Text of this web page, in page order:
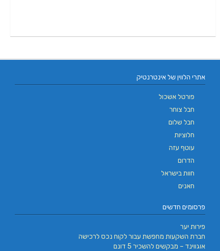
אתרי הלווין של אינטרנטיק
פורטל אשכול
חבל צוחר
חבל שלום
חלוציות
עוטף עזה
הדרום
חוות בישראל
חאנים
פרסומים חדשים
פירות יער
חברת השקעות מחפשת עבור לקוח נכס לרכישה
אוגווינד – מבקשים להשכיר 5 דונם